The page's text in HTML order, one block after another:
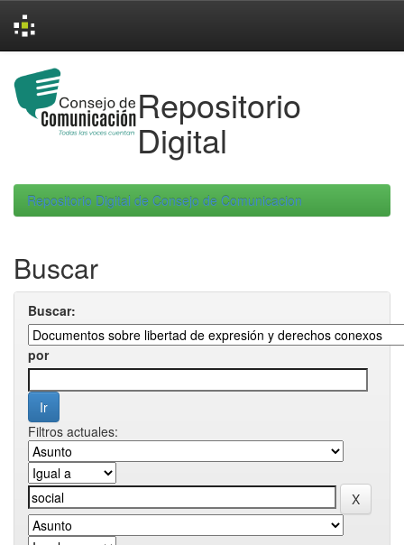
navigation
Repositorio
Digital
Repositorio Digital de Consejo de Comunicacion
Buscar
Buscar:
por
Filtros actuales: